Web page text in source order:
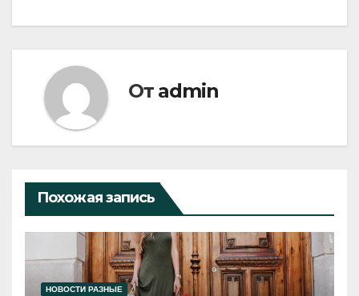
От admin
Похожая запись
НОВОСТИ РАЗНЫЕ